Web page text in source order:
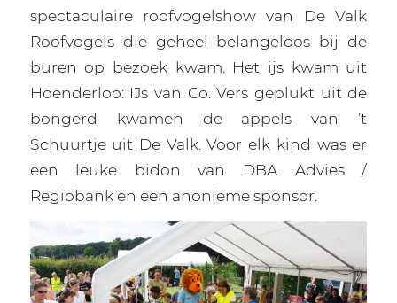
spectaculaire roofvogelshow van De Valk
Roofvogels die geheel belangeloos bij de
buren op bezoek kwam. Het ijs kwam uit
Hoenderloo: IJs van Co. Vers geplukt uit de
bongerd kwamen de appels van ’t
Schuurtje uit De Valk. Voor elk kind was er
een leuke bidon van DBA Advies /
Regiobank en een anonieme sponsor.